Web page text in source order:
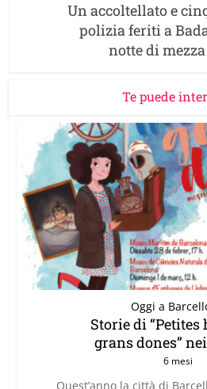
Un accoltellato e
polizia feriti a
notte di
Te puede
Oggi a
Storie di “Petites
grans dones”
6 mesi
Quest’anno la città di